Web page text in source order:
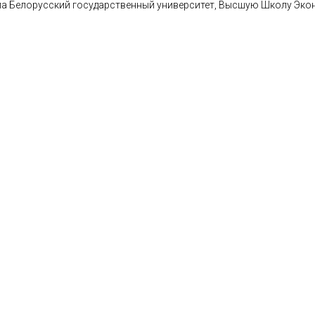
Белорусский государственный университет, Высшую Школу